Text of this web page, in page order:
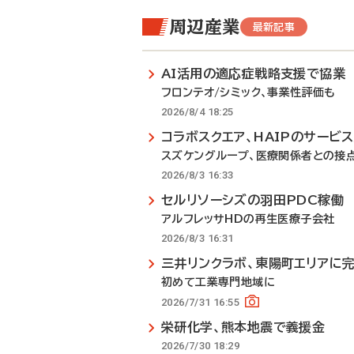
周辺産業 最新記事
AI活用の適応症戦略支援で協業
フロンテオ/シミック、事業性評価も
2026/8/4 18:25
コラボスクエア、HAIPのサービ
スズケングループ、医療関係者との接
2026/8/3 16:33
セルリソーシズの羽田PDC稼働
アルフレッサHDの再生医療子会社
2026/8/3 16:31
三井リンクラボ、東陽町エリアに
初めて工業専門地域に
2026/7/31 16:55
栄研化学、熊本地震で義援金
2026/7/30 18:29